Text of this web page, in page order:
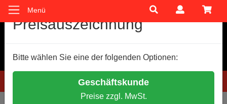
Hotline: 0781 9399888-60
Menü
Cookie-Einstellungen
Wir verwenden Cookies, um Ihnen ein optimales
Einige Cookies sind technisch notwendig, andere dienen zu
anonymen Statistikzwecken.
Entscheiden Sie bitte selbst, welche Cookies Sie akzeptieren.
Preisauszeichnung
Bitte wählen Sie eine der folgenden Optionen:
Geschäftskunde
Preise zzgl. MwSt.